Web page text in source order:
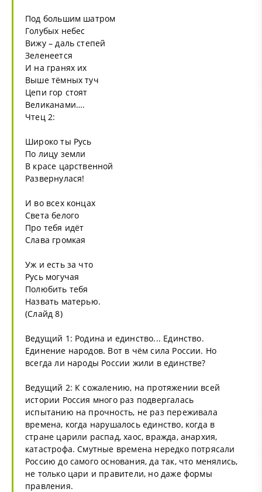
Под большим шатром
Голубых небес
Вижу – даль степей
Зеленеется
И на гранях их
Выше тёмных туч
Цепи гор стоят
Великанами….
Чтец 2:
Широко ты Русь
По лицу земли
В красе царственной
Развернулася!
И во всех концах
Света белого
Про тебя идёт
Слава громкая
Уж и есть за что
Русь могучая
Полюбить тебя
Назвать матерью.
(Слайд 8)
Ведущий 1: Родина и единство... Единство.
Единение народов. Вот в чём сила России. Но
всегда ли народы России жили в единстве?
Ведущий 2: К сожалению, на протяжении всей
истории Россия много раз подвергалась
испытанию на прочность, не раз переживала
времена, когда нарушалось единство, когда в
стране царили распад, хаос, вражда, анархия,
катастрофа. Смутные времена нередко потрясали
Россию до самого основания, да так, что менялись,
не только цари и правители, но даже формы
правления.